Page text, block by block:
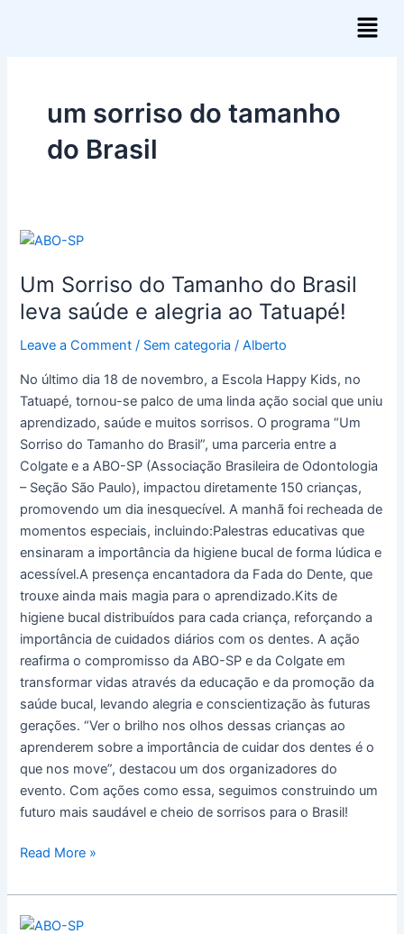
Menu
um sorriso do tamanho
do Brasil
Um Sorriso do Tamanho do Brasil
leva saúde e alegria ao Tatuapé!
Leave a Comment / Sem categoria /Alberto
No último dia 18 de novembro, a Escola Happy Kids, no
Tatuapé, tornou-se palco de uma linda ação social que uniu
aprendizado, saúde e muitos sorrisos. O programa “Um
Sorriso do Tamanho do Brasil”, uma parceria entre a
Colgate e a ABO-SP (Associação Brasileira de Odontologia
– Seção São Paulo), impactou diretamente 150 crianças,
promovendo um dia inesquecível. A manhã foi recheada de
momentos especiais, incluindo:Palestras educativas que
ensinaram a importância da higiene bucal de forma lúdica e
acessível.A presença encantadora da Fada do Dente, que
trouxe ainda mais magia para o aprendizado.Kits de
higiene bucal distribuídos para cada criança, reforçando a
importância de cuidados diários com os dentes. A ação
reafirma o compromisso da ABO-SP e da Colgate em
transformar vidas através da educação e da promoção da
saúde bucal, levando alegria e conscientização às futuras
gerações. “Ver o brilho nos olhos dessas crianças ao
aprenderem sobre a importância de cuidar dos dentes é o
que nos move”, destacou um dos organizadores do
evento. Com ações como essa, seguimos construindo um
futuro mais saudável e cheio de sorrisos para o Brasil!
Um
Tamanho
Brasil
alegria
Tatuapé!
Read More »
ABO-